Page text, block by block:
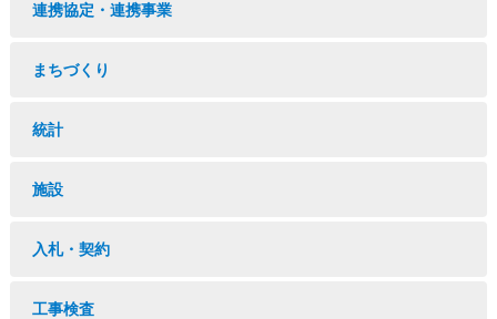
連携協定・連携事業
まちづくり
統計
施設
入札・契約
工事検査